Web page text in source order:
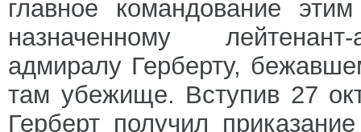
главное командование
назначенному
адмиралу Герберту,
там убежище. Вступив 27
Герберт получил